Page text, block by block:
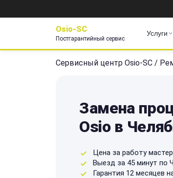
Osio-SC
Постгарантийный сервис
Услуги
Сервисный центр Osio-SC /
Замена
Osio в
Цена за работу
Выезд за 45 минут по
Гарантия 12 месяцев